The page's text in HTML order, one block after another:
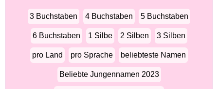
3 Buchstaben 4 Buchstaben 5 Buchstaben
6 Buchstaben 1 Silbe 2 Silben 3 Silben
pro Land pro Sprache beliebteste Namen
Beliebte Jungennamen 2023